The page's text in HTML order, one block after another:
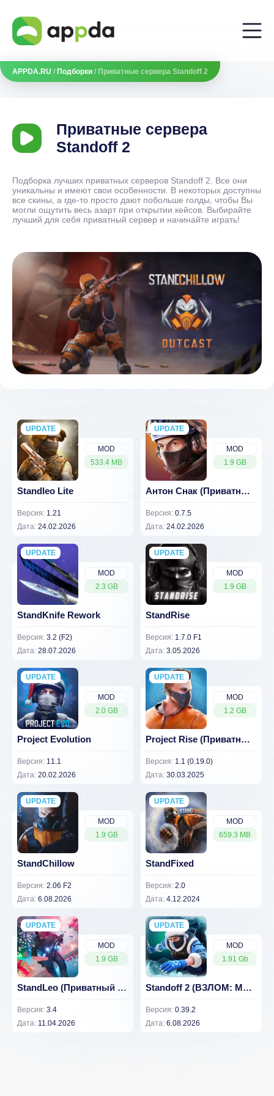
APPDA.RU / Подборки / Приватные сервера Standoff 2
Приватные сервера
Standoff 2
Подборка лучших приватных серверов Standoff 2. Все они
уникальны и имеют свои особенности. В некоторых доступны
все скины, а где-то просто дают побольше голды, чтобы Вы
могли ощутить весь азарт при открытии кейсов. Выбирайте
лучший для себя приватный сервер и начинайте играть!
MOD
533.4 MB
UPDATE
NEW
Standleo Lite
Версия: 1.21
Дата: 24.02.2026
MOD
1.9 GB
UPDATE
NEW
Антон Снак (Приватный сервер)
Версия: 0.7.5
Дата: 24.02.2026
MOD
2.3 GB
UPDATE
NEW
StandKnife Rework
Версия: 3.2 (F2)
Дата: 28.07.2026
MOD
1.9 GB
UPDATE
NEW
StandRise
Версия: 1.7.0 F1
Дата: 3.05.2026
MOD
2.0 GB
UPDATE
NEW
Project Evolution
Версия: 11.1
Дата: 20.02.2026
MOD
1.2 GB
UPDATE
NEW
Project Rise (Приватный сервер Standoff 2) v1.1 (0.19.0)
Версия: 1.1 (0.19.0)
Дата: 30.03.2025
MOD
1.9 GB
UPDATE
NEW
StandChillow
Версия: 2.06 F2
Дата: 6.08.2026
MOD
659.3 MB
UPDATE
NEW
StandFixed
Версия: 2.0
Дата: 4.12.2024
MOD
1.9 GB
UPDATE
NEW
StandLeo (Приватный Сервер) 3.4
Версия: 3.4
Дата: 11.04.2026
MOD
1.91 Gb
UPDATE
NEW
Standoff 2 (ВЗЛОМ: Много денег) 0.39.2
Версия: 0.39.2
Дата: 6.08.2026